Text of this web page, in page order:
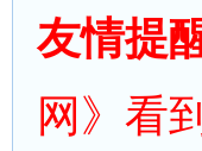
友情提
网》看